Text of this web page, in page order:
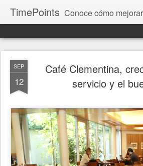
TimePoints Conoce cómo mejorar la experiencia del cliente. Te brindamos información para medir,
SEP
12
Café Clementina,
servicio y el